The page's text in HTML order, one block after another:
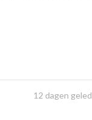
12 dagen